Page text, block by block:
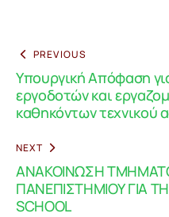
PREVIOUS
Υπουργική Απόφαση
εργοδοτών και
καθηκόντων τεχνικού
NEXT
ΑΝΑΚΟΙΝΩΣΗ
ΠΑΝΕΠΙΣΤΗΜΙΟΥ ΓΙΑ
SCHOOL